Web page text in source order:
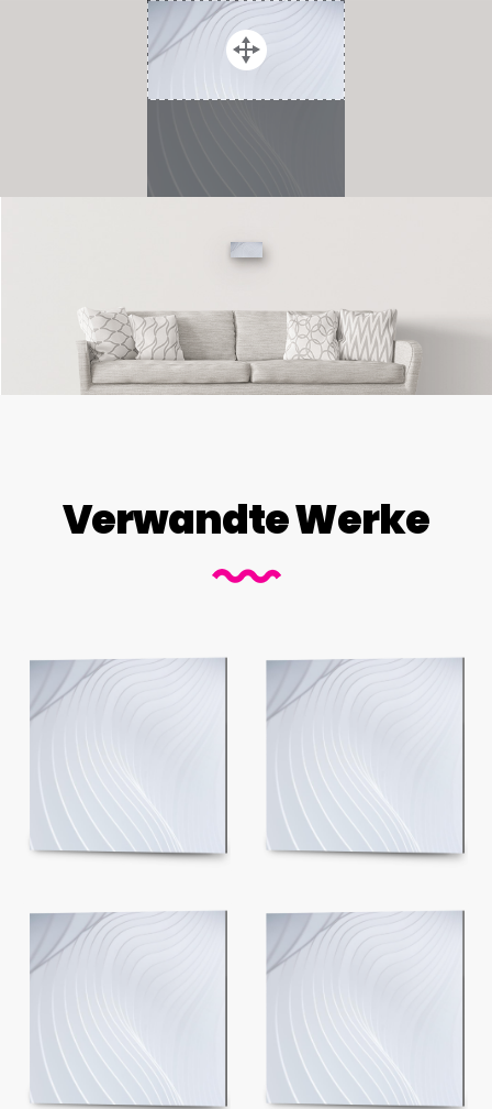
Verwandte Werke